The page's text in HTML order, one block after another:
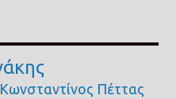
Κωνσταντίνος Πέττας